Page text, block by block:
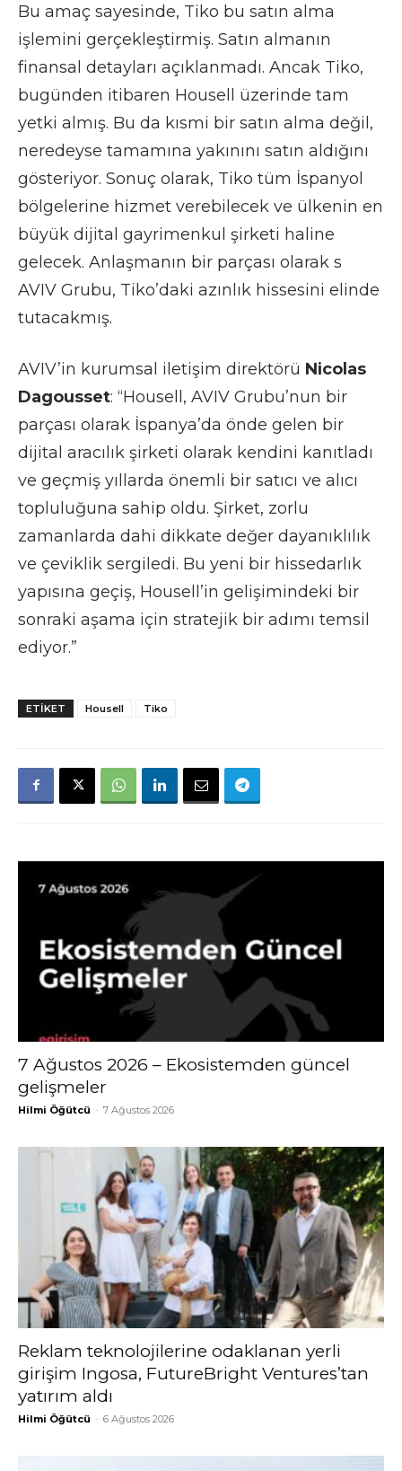
Bu amaç sayesinde, Tiko bu satın alma
işlemini gerçekleştirmiş. Satın almanın
finansal detayları açıklanmadı. Ancak Tiko,
bugünden itibaren Housell üzerinde tam
yetki almış. Bu da kısmi bir satın alma değil,
neredeyse tamamına yakınını satın aldığını
gösteriyor. Sonuç olarak, Tiko tüm İspanyol
bölgelerine hizmet verebilecek ve ülkenin en
büyük dijital gayrimenkul şirketi haline
gelecek. Anlaşmanın bir parçası olarak s
AVIV Grubu, Tiko’daki azınlık hissesini elinde
tutacakmış.
AVIV’in kurumsal iletişim direktörü Nicolas
Dagousset: “Housell, AVIV Grubu’nun bir
parçası olarak İspanya’da önde gelen bir
dijital aracılık şirketi olarak kendini kanıtladı
ve geçmiş yıllarda önemli bir satıcı ve alıcı
topluluğuna sahip oldu. Şirket, zorlu
zamanlarda dahi dikkate değer dayanıklılık
ve çeviklik sergiledi. Bu yeni bir hissedarlık
yapısına geçiş, Housell’in gelişimindeki bir
sonraki aşama için stratejik bir adımı temsil
ediyor.”
ETIKET Housell Tiko
7 Ağustos 2026 – Ekosistemden güncel
gelişmeler
Hilmi Öğütcü - 7 Ağustos 2026
Reklam teknolojilerine odaklanan yerli
girişim Ingosa, FutureBright Ventures’tan
yatırım aldı
Hilmi Öğütcü - 6 Ağustos 2026